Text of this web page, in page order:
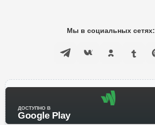
Мы в социальных сетях:
ДОСТУПНО В
Google Play